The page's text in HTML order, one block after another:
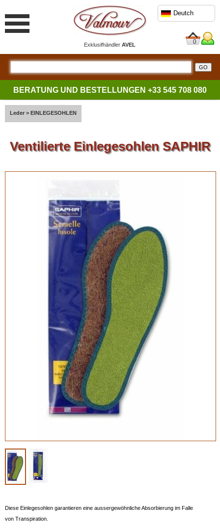
ExklusifhändlerAVEL
Deutch
0
BERATUNG UND BESTELLUNGEN +33 545 708 080
Leder > EINLEGESOHLEN
Ventilierte Einlegesohlen SAPHIR
Diese Einlegesohlen garantieren eine aussergewöhnliche Absorbierung im Falle
von Transpiration.